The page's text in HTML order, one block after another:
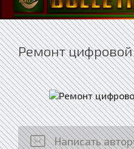
Ремонт
Написать